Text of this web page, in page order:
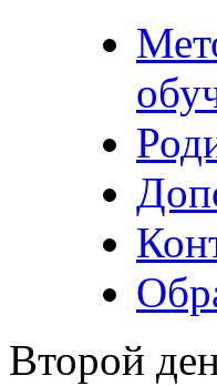
Второй